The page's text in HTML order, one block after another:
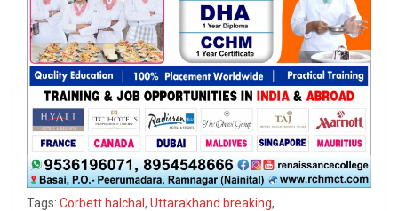
Tags: Corbett halchal , Uttarakhand breaking,